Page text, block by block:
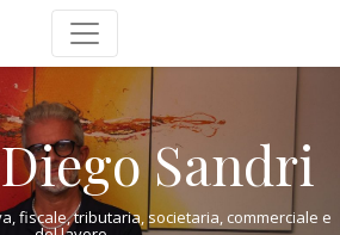
Sandri
fiscale, tributaria, societaria, commerciale e